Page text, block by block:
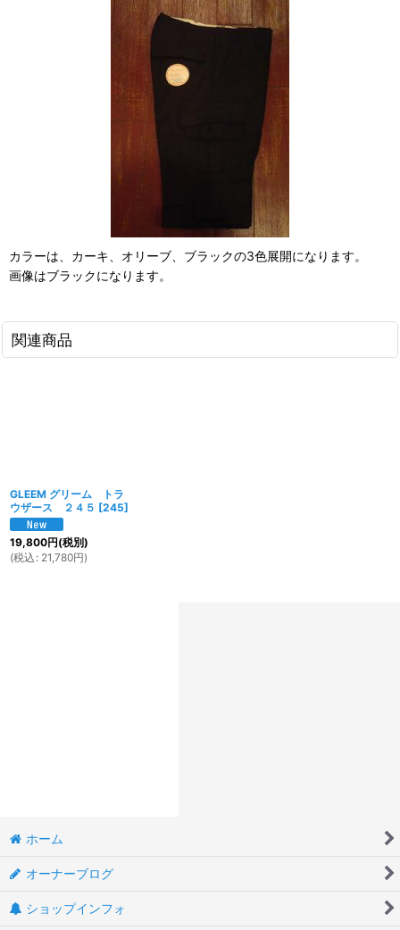
カラーは、カーキ、オリーブ、ブラックの3色展開になります。
画像はブラックになります。
関連商品
GLEEM グリーム トラ
ウザース ２４５ [245]
19,800円(税別)
(税込 : 21,780円)
ホーム
オーナーブログ
ショップインフォ